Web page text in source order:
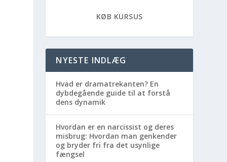
KØB KURSUS
NYESTE INDLÆG
Hvad er dramatrekanten? En
dybdegående guide til at forstå
dens dynamik
Hvordan er en narcissist og deres
misbrug: Hvordan man genkender
og bryder fri fra det usynlige
fængsel